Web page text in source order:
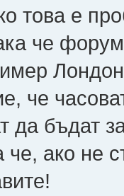
това е
че
че
да бъдат
ако не